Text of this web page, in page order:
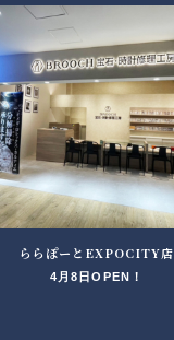
ららぽーとEXPOCITY店
4月8日OPEN！